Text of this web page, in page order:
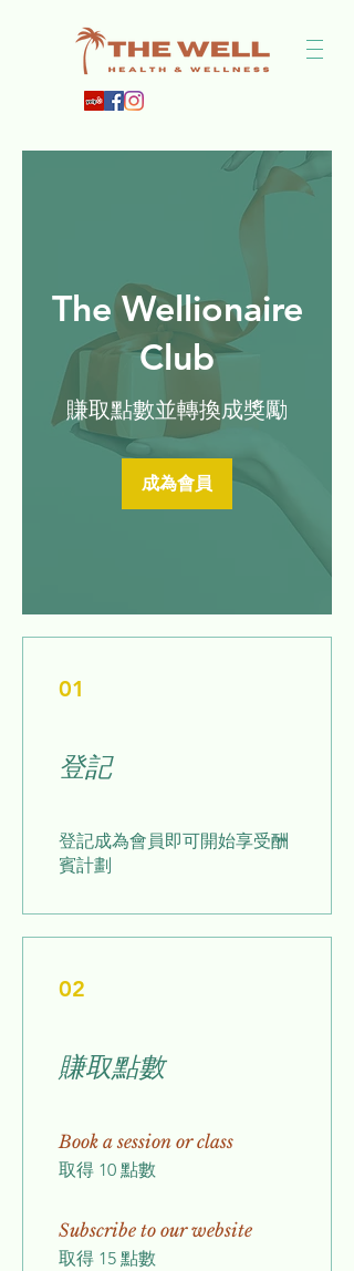
The Wellionaire
Club
賺取點數並轉換成獎勵
成為會員
01
登記
登記成為會員即可開始享受酬
賓計劃
02
賺取點數
Book a session or class
取得 10 點數
Subscribe to our website
取得 15 點數